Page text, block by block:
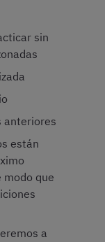
sin
anteriores
están
modo que
a